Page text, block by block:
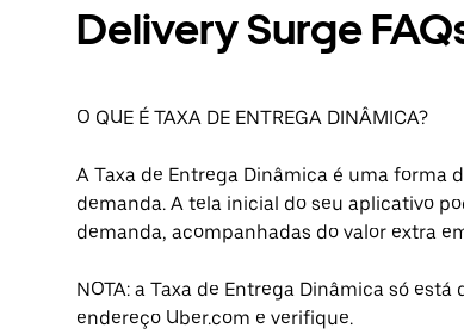
Delivery Surge
O QUE É TAXA DE ENTREGA DINÂMICA?
A Taxa de Entrega Dinâmica é uma
demanda. A tela inicial do seu aplicativo
demanda, acompanhadas do valor extra
NOTA: a Taxa de Entrega Dinâmica só
endereço Uber.com e verifique.